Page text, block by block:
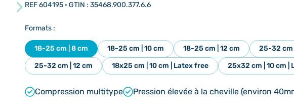
REF 604195 · GTIN : 35468.900.377.6.6
Formats :
18-25 cm | 8 cm 18-25 cm | 10 cm 18-25 cm | 12 cm 25-32 cm
25-32 cm | 12 cm
18x25 cm | 10 cm | Latex free 25x32 cm | 10 cm |
Compression multitype Pression élevée à la cheville (environ